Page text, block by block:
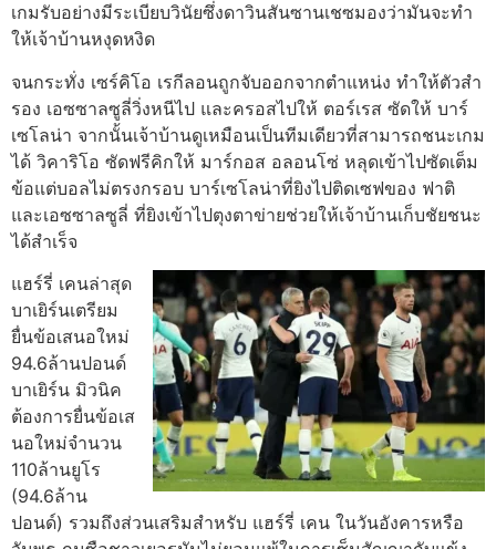
เกมรับอย่างมีระเบียบวินัยซึ่งดาวินสันซานเชซมองว่ามันจะทํา
ให้เจ้าบ้านหงุดหงิด
จนกระทั่ง เซร์คิโอ เรกีลอนถูกจับออกจากตําแหน่ง ทําให้ตัวสํา
รอง เอซซาลซูลี่วิ่งหนีไป และครอสไปให้ ตอร์เรส ซัดให้ บาร์
เซโลน่า จากนั้นเจ้าบ้านดูเหมือนเป็นทีมเดียวที่สามารถชนะเกม
ได้ วิคาริโอ ซัดฟรีคิกให้ มาร์กอส อลอนโซ่ หลุดเข้าไปซัดเต็ม
ข้อแต่บอลไม่ตรงกรอบ บาร์เซโลน่าที่ยิงไปติดเซฟของ ฟาติ
และเอซซาลซูลี่ ที่ยิงเข้าไปตุงตาข่ายช่วยให้เจ้าบ้านเก็บชัยชนะ
ได้สําเร็จ
แฮร์รี่ เคนล่าสุด
บาเยิร์นเตรียม
ยื่นข้อเสนอใหม่
94.6ล้านปอนด์
บาเยิร์น มิวนิค
ต้องการยื่นข้อเส
นอใหม่จํานวน
110ล้านยูโร
(94.6ล้าน
ปอนด์) รวมถึงส่วนเสริมสําหรับ แฮร์รี่ เคน ในวันอังคารหรือ